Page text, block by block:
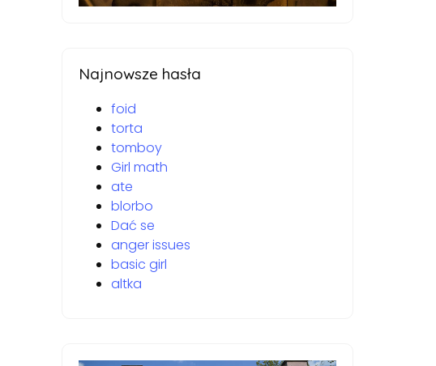
Najnowsze hasła
foid
torta
tomboy
Girl math
ate
blorbo
Dać se
anger issues
basic girl
altka